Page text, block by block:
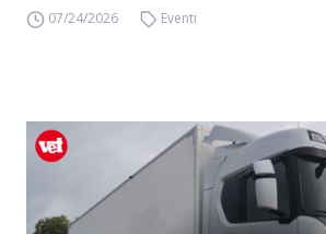
07/24/2026 Eventi